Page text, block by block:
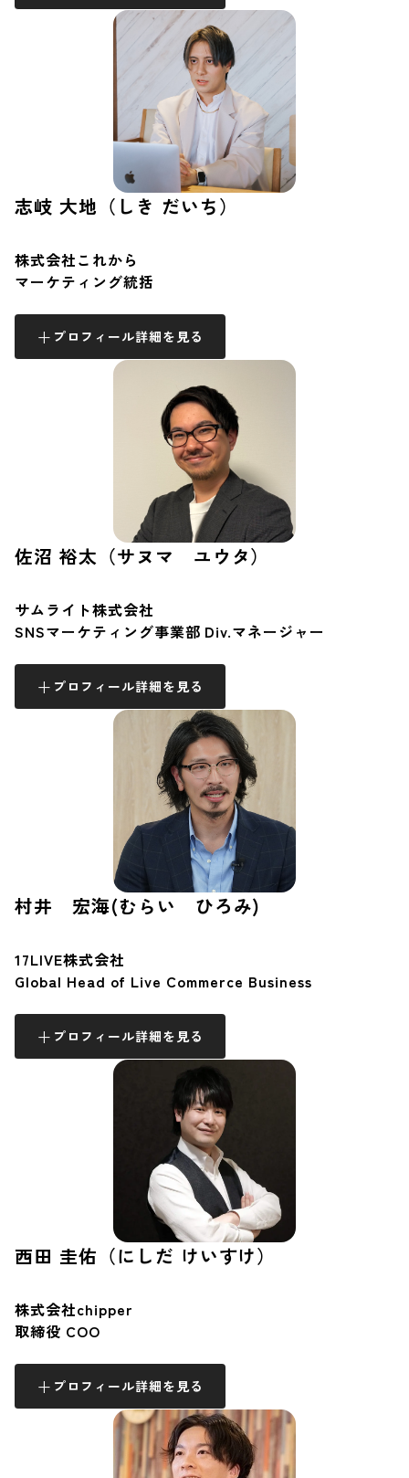
志岐 大地（しき だいち）
株式会社これから
マーケティング統括
プロフィール詳細を見る
佐沼 裕太（サヌマ ユウタ）
サムライト株式会社
SNSマーケティング事業部 Div.マネージャー
プロフィール詳細を見る
村井 宏海(むらい ひろみ)
17LIVE株式会社
Global Head of Live Commerce Business
プロフィール詳細を見る
西田 圭佑（にしだ けいすけ）
株式会社chipper
取締役 COO
プロフィール詳細を見る